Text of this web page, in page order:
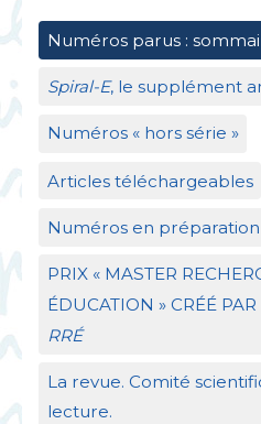
Numéros parus :
Spiral-E, le supplément
Numéros « hors série »
Articles téléchargeables
Numéros en préparation
PRIX« MASTER
ÉDUCATION » CRÉÉ PAR
RRÉ
La revue. Comité
lecture.